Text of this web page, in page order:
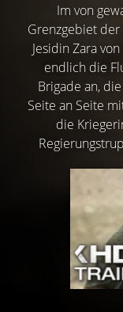
Im von
Grenzgebiet
Jesidin Zara
endlich die
Brigade an,
Seite an Seite
die